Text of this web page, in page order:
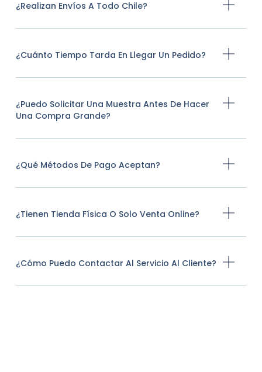
¿Realizan Envíos A Todo Chile?
¿Cuánto Tiempo Tarda En Llegar Un Pedido?
¿Puedo Solicitar Una Muestra Antes De Hacer
Una Compra Grande?
¿Qué Métodos De Pago Aceptan?
¿Tienen Tienda Física O Solo Venta Online?
¿Cómo Puedo Contactar Al Servicio Al Cliente?